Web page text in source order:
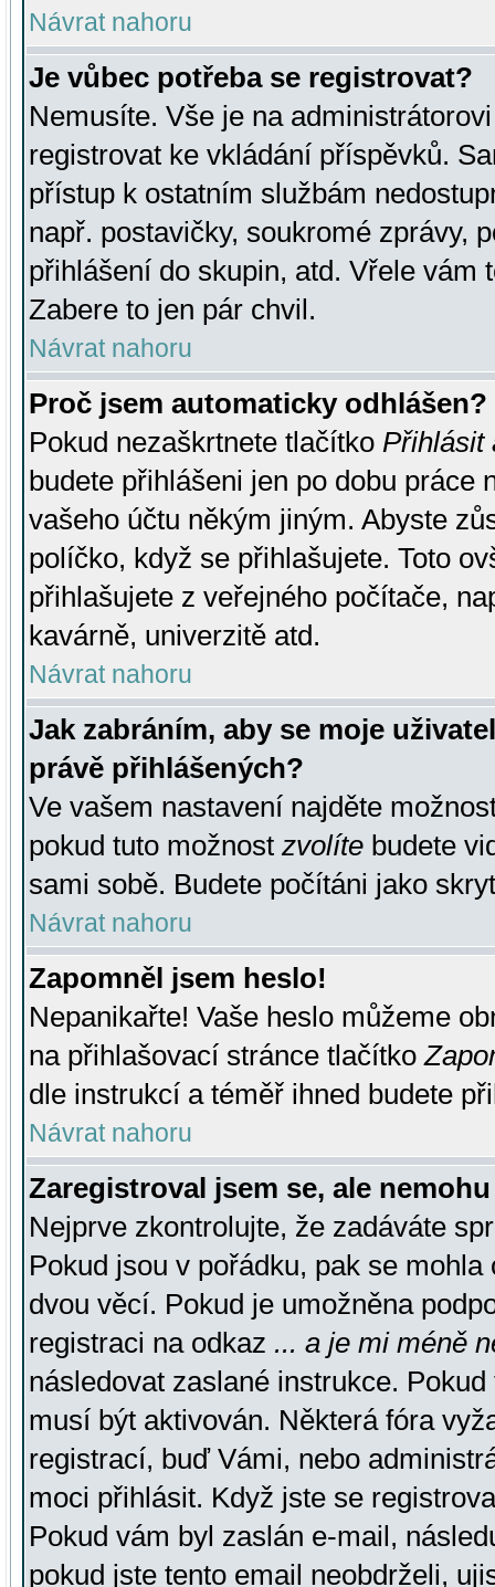
Návrat nahoru
Je vůbec potřeba se registrovat?
Nemusíte. Vše je na
registrovat ke vkládání příspěvků.
přístup k ostatním službám
např. postavičky, soukromé zprávy,
přihlášení do skupin, atd. Vřele vám
Zabere to jen pár chvil.
Návrat nahoru
Proč jsem automaticky odhlášen?
Pokud nezaškrtnete tlačítko Přihlásit
budete přihlášeni jen po dobu práce
vašeho účtu někým jiným. Abyste
políčko, když se přihlašujete. Toto
přihlašujete z veřejného počítače,
kavárně, univerzitě atd.
Návrat nahoru
Jak zabráním, aby se moje
právě přihlášených?
Ve vašem nastavení najděte
pokud tuto možnost zvolíte budete
sami sobě. Budete počítáni jako
Návrat nahoru
Zapomněl jsem heslo!
Nepanikařte! Vaše heslo můžeme
na přihlašovací stránce tlačítko
dle instrukcí a téměř ihned budete
Návrat nahoru
Zaregistroval jsem se, ale
Nejprve zkontrolujte, že zadáváte
Pokud jsou v pořádku, pak se
dvou věcí. Pokud je umožněna
registraci na odkaz ... a je mi méně
následovat zaslané instrukce.
musí být aktivován. Některá fóra
registrací, buď Vámi, nebo
moci přihlásit. Když jste se
Pokud vám byl zaslán e-mail,
pokud jste tento email neobdrželi,